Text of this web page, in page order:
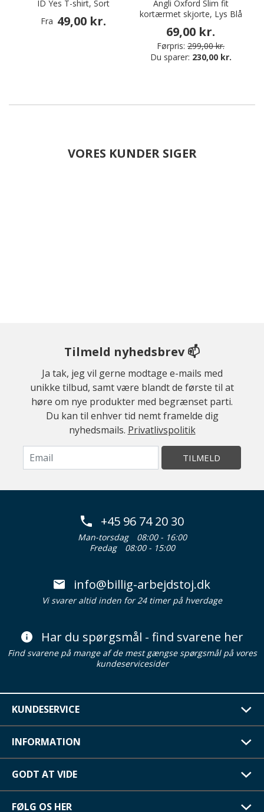
ID Yes T-shirt, Sort
Fra 49,00 kr.
Angli Oxford Slim fit
kortærmet skjorte, Lys Blå
69,00 kr.
Førpris: 299,00 kr.
Du sparer: 230,00 kr.
VORES KUNDER SIGER
Tilmeld nyhedsbrev 📫
Ja tak, jeg vil gerne modtage e-mails med
unikke tilbud, samt være blandt de første til at
høre om nye produkter med begrænset parti.
Du kan til enhver tid nemt framelde dig
nyhedsmails. Privatlivspolitik
TILMELD
+45 96 74 20 30
Man-torsdag
08:00 - 16:00
Fredag
08:00 - 15:00
info@billig-arbejdstoj.dk
Vi svarer altid inden for 24 timer på hverdage
Har du spørgsmål - find svarene her
Find svarene på mange af de mest gængse spørgsmål på vores
kundeservicesider
KUNDESERVICE
INFORMATION
GODT AT VIDE
FØLG OS HER